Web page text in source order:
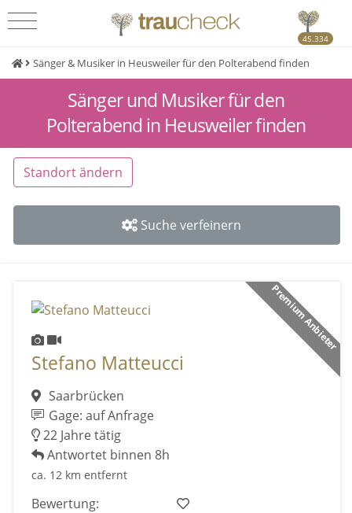
45.334
Sänger & Musiker in Heusweiler für den Polterabend finden
Sänger und Musiker für den
Polterabend in Heusweiler finden
Standort ändern
Suche verfeinern
Premium Anbieter
Stefano Matteucci
Saarbrücken
Gage: auf Anfrage
22 Jahre tätig
Antwortet binnen 8h
ca. 12 km entfernt
Bewertung: